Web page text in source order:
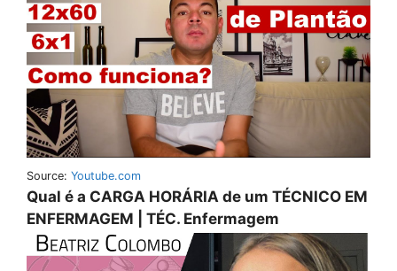
Source: Youtube.com
Qual é a CARGA HORÁRIA de um TÉCNICO EM
ENFERMAGEM | TÉC. Enfermagem